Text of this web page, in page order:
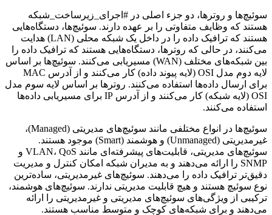
سوئیچ‌ها و روترها، دو جزء اصلی در #اجرای_زیرساخت_شبکه
هستند که وظایف متفاوتی را بر عهده دارند. سوئیچ‌ها، دستگاه‌هایی
هستند که ترافیک داده را در داخل یک شبکه محلی (LAN) هدایت
می‌کنند، در حالی که روترها، دستگاه‌هایی هستند که ترافیک داده را
بین شبکه‌های مختلف (WAN) مسیریابی می‌کنند. سوئیچ‌ها بر اساس
لایه دوم مدل OSI (لایه پیوند داده) کار می‌کنند و از آدرس MAC
برای ارسال داده‌ها استفاده می‌کنند. روترها بر اساس لایه سوم مدل
OSI (لایه شبکه) کار می‌کنند و از آدرس IP برای مسیریابی داده‌ها
استفاده می‌کنند.
سوئیچ‌ها در انواع مختلفی مانند سوئیچ‌های مدیریتی (Managed)،
غیرمدیریتی (Unmanaged) و هوشمند (Smart) موجود هستند.
سوئیچ‌های مدیریتی، قابلیت‌های پیشرفته‌ای مانند VLAN، QoS و
SNMP را ارائه می‌دهند و به مدیران شبکه امکان کنترل و مدیریت
دقیق‌تر ترافیک داده را می‌دهند. سوئیچ‌های غیرمدیریتی، ساده‌ترین
نوع سوئیچ هستند و هیچ قابلیت مدیریتی ندارند. سوئیچ‌های هوشمند،
ترکیبی از ویژگی‌های سوئیچ‌های مدیریتی و غیرمدیریتی را ارائه
می‌دهند و برای شبکه‌های کوچک و متوسط مناسب هستند.